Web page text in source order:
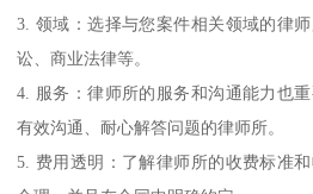
3. 领域：选择与您案件相关领域的律
讼、商业法律等。
4. 服务：律师所的服务和沟通能力也
有效沟通、耐心解答问题的律师所。
5. 费用透明：了解律师所的收费标准